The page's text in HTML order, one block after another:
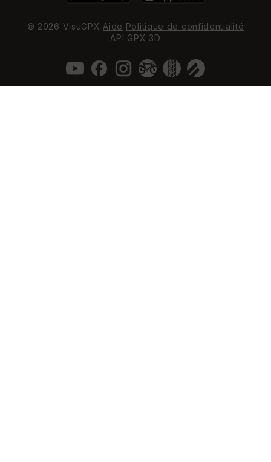
© 2026 VisuGPX Aide Politique de confidentialité
API GPX 3D